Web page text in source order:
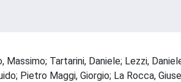
Tartarini, Daniele; Lezzi,
Pietro Maggi, Giorgio; La Rocca,